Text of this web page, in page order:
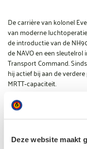
Deze website maakt
De carrière van kolonel
van moderne
de introductie van de
de NAVO en een
Transport Command.
hij actief bij aan de
MRTT‑capaciteit.
Zijn aanstelling valt
in Europese
een domein dat
Een vloot die Europa